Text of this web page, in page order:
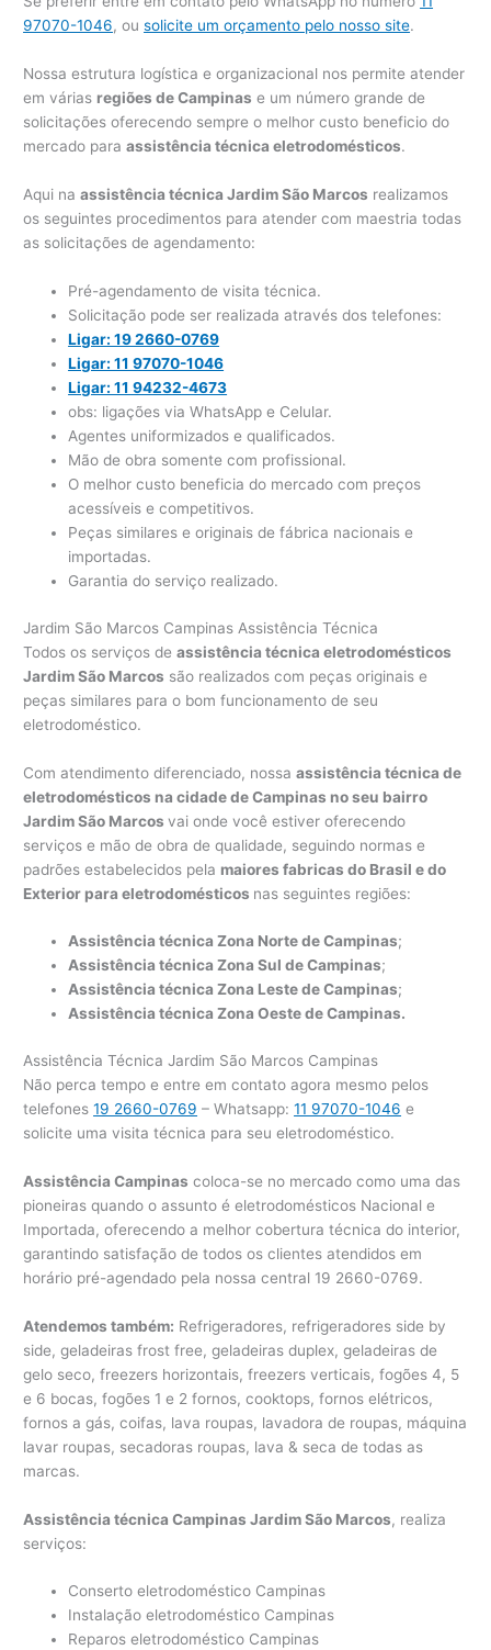
97070-1046, ousolicite um orçamento pelo nosso site.
Nossa estrutura logística e organizacional nos permite atender
em várias regiões de Campinas e um número grande de
solicitações oferecendo sempre o melhor custo beneficio do
mercado paraassistência técnica eletrodomésticos.
Aqui naassistência técnica Jardim São Marcos realizamos
os seguintes procedimentos para atender com maestria todas
as solicitações de agendamento:
Pré-agendamento de visita técnica.
Solicitação pode ser realizada através dos telefones:
Ligar: 19 2660-0769
Ligar: 11 97070-1046
Ligar: 11 94232-4673
obs: ligações via WhatsApp e Celular.
Agentes uniformizados e qualificados.
Mão de obra somente com profissional.
O melhor custo beneficia do mercado com preços
acessíveis e competitivos.
Peças similares e originais de fábrica nacionais e
importadas.
Garantia do serviço realizado.
Jardim São Marcos Campinas Assistência Técnica
Todos os serviços deassistência técnica eletrodomésticos
Jardim São Marcos são realizados com peças originais e
peças similares para o bom funcionamento de seu
eletrodoméstico.
Com atendimento diferenciado, nossaassistência técnica de
eletrodomésticos na cidade de Campinas no seu bairro
Jardim São Marcosvai onde você estiver oferecendo
serviços e mão de obra de qualidade, seguindo normas e
padrões estabelecidos pela maiores fabricas do Brasil e do
Exterior para eletrodomésticos nas seguintes regiões:
Assistência técnica Zona Norte de Campinas;
Assistência técnica Zona Sul de Campinas;
Assistência técnica Zona Leste de Campinas;
Assistência técnica Zona Oeste de Campinas.
Assistência Técnica Jardim São Marcos Campinas
Não perca tempo e entre em contato agora mesmo pelos
telefones19 2660-0769 – Whatsapp:11 97070-1046 e
solicite uma visita técnica para seu eletrodoméstico.
Assistência Campinas coloca-se no mercado como uma das
pioneiras quando o assunto é eletrodomésticos Nacional e
Importada, oferecendo a melhor cobertura técnica do interior,
garantindo satisfação de todos os clientes atendidos em
horário pré-agendado pela nossa central 19 2660-0769.
Atendemos também: Refrigeradores, refrigeradores side by
side, geladeiras frost free, geladeiras duplex, geladeiras de
gelo seco, freezers horizontais, freezers verticais, fogões 4, 5
e 6 bocas, fogões 1 e 2 fornos, cooktops, fornos elétricos,
fornos a gás, coifas, lava roupas, lavadora de roupas, máquina
lavar roupas, secadoras roupas, lava & seca de todas as
marcas.
Assistência técnica Campinas Jardim São Marcos, realiza
serviços:
Conserto eletrodoméstico Campinas
Instalação eletrodoméstico Campinas
Reparos eletrodoméstico Campinas